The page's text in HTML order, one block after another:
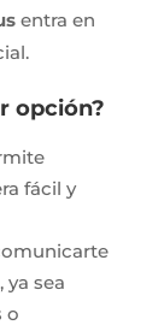
entra en
opción?
fácil y
sea
o